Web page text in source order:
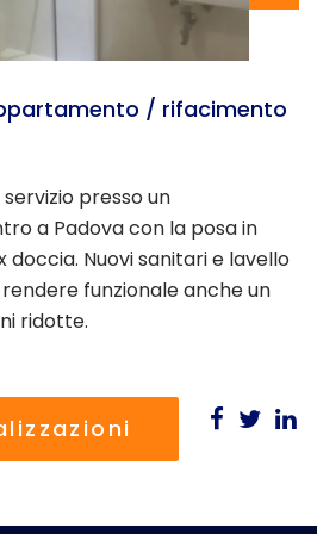
/ rifacimento
presso un
a Padova con la posa in
doccia. Nuovi sanitari e lavello
funzionale anche un
ridotte.